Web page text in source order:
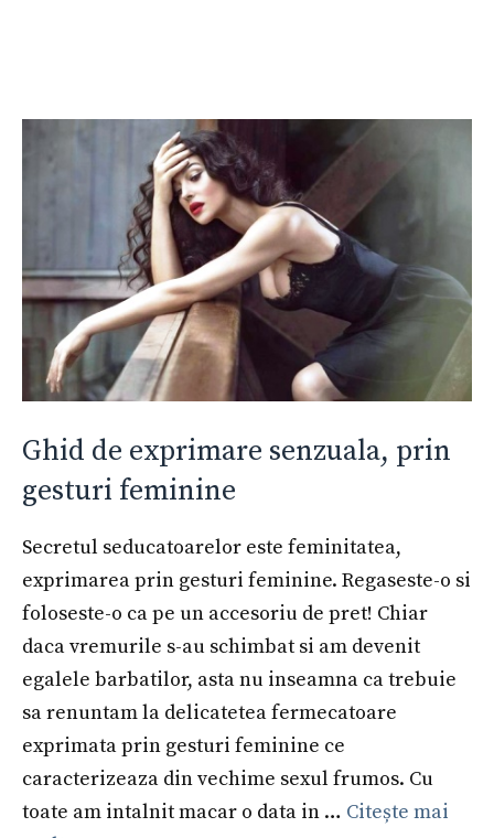
Ghid de exprimare senzuala, prin
gesturi feminine
Secretul seducatoarelor este feminitatea,
exprimarea prin gesturi feminine. Regaseste-o si
foloseste-o ca pe un accesoriu de pret! Chiar
daca vremurile s-au schimbat si am devenit
egalele barbatilor, asta nu inseamna ca trebuie
sa renuntam la delicatetea fermecatoare
exprimata prin gesturi feminine ce
caracterizeaza din vechime sexul frumos. Cu
toate am intalnit macar o data in … Citește mai